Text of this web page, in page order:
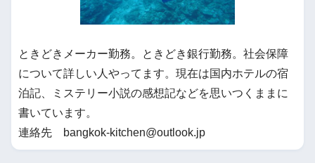
ときどきメーカー勤務。ときどき銀行勤務。社会保障
について詳しい人やってます。現在は国内ホテルの宿
泊記、ミステリー小説の感想記などを思いつくままに
書いています。
連絡先 bangkok-kitchen@outlook.jp